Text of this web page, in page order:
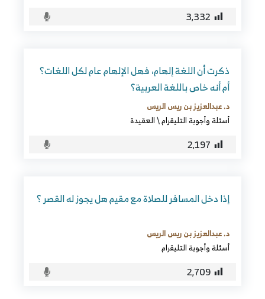
3٬332
ذكرت أن اللغة إلهام، فهل الإلهام عام لكل اللغات؟
أم أنه خاص باللغة العربية؟
د. عبدالعزيز بن ريس الريس
أسئلة وأجوبة التليقرام\العقيدة
2٬197
إذا دخل المسافر للصلاة مع مقيم هل يجوز له القصر ؟
د. عبدالعزيز بن ريس الريس
أسئلة وأجوبة التليقرام
2٬709